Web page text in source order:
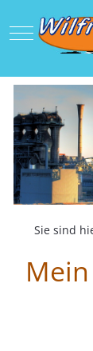
Mobile Menu
Sie sind